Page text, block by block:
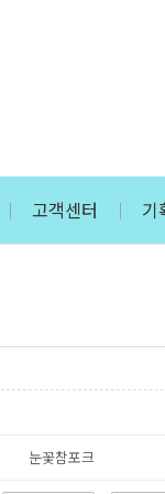
고객센터 기
눈꽃참포크